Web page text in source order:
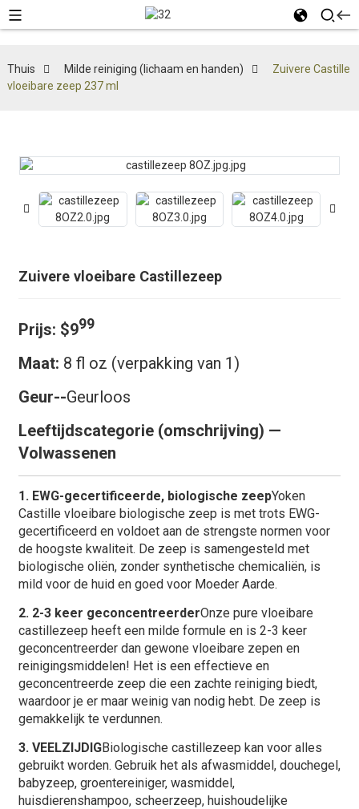
Thuis Milde reiniging (lichaam en handen)
Zuivere Castille
vloeibare zeep 237 ml
Zuivere vloeibare Castillezeep
Prijs: $999
Maat: 8 fl oz (verpakking van 1)
Geur--Geurloos
Leeftijdscategorie (omschrijving) —
Volwassenen
1. EWG-gecertificeerde, biologische zeepYoken
Castille vloeibare biologische zeep is met trots EWG-
gecertificeerd en voldoet aan de strengste normen voor
de hoogste kwaliteit. De zeep is samengesteld met
biologische oliën, zonder synthetische chemicaliën, is
mild voor de huid en goed voor Moeder Aarde.
2. 2-3 keer geconcentreerderOnze pure vloeibare
castillezeep heeft een milde formule en is 2-3 keer
geconcentreerder dan gewone vloeibare zepen en
reinigingsmiddelen! Het is een effectieve en
geconcentreerde zeep die een zachte reiniging biedt,
waardoor je er maar weinig van nodig hebt. De zeep is
gemakkelijk te verdunnen.
3. VEELZIJDIGBiologische castillezeep kan voor alles
gebruikt worden. Gebruik het als afwasmiddel, douchegel,
babyzeep, groentereiniger, wasmiddel,
huisdierenshampoo, scheerzeep, huishoudelijke